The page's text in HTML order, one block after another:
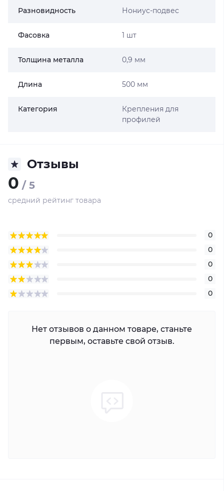
Разновидность Нониус-подвес
Фасовка 1 шт
Толщина металла 0,9 мм
Длина 500 мм
Категория
Крепления для
профилей
Отзывы
0 / 5
средний рейтинг товара
0
0
0
0
0
Нет отзывов о данном товаре, станьте
первым, оставьте свой отзыв.